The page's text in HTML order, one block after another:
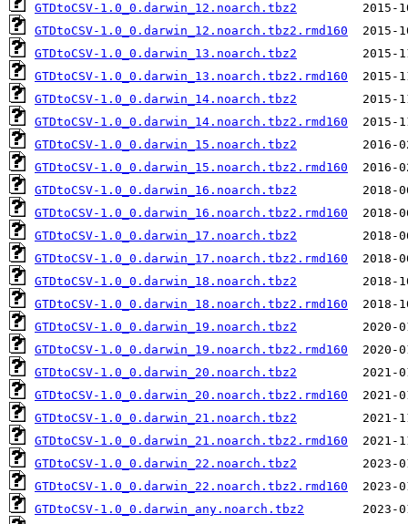
GTDtoCSV-1.0_0.darwin_12.noarch.tbz2
GTDtoCSV-1.0_0.darwin_12.noarch.tbz2.rmd160
GTDtoCSV-1.0_0.darwin_13.noarch.tbz2
GTDtoCSV-1.0_0.darwin_13.noarch.tbz2.rmd160
GTDtoCSV-1.0_0.darwin_14.noarch.tbz2
GTDtoCSV-1.0_0.darwin_14.noarch.tbz2.rmd160
GTDtoCSV-1.0_0.darwin_15.noarch.tbz2
GTDtoCSV-1.0_0.darwin_15.noarch.tbz2.rmd160
GTDtoCSV-1.0_0.darwin_16.noarch.tbz2
GTDtoCSV-1.0_0.darwin_16.noarch.tbz2.rmd160
GTDtoCSV-1.0_0.darwin_17.noarch.tbz2
GTDtoCSV-1.0_0.darwin_17.noarch.tbz2.rmd160
GTDtoCSV-1.0_0.darwin_18.noarch.tbz2
GTDtoCSV-1.0_0.darwin_18.noarch.tbz2.rmd160
GTDtoCSV-1.0_0.darwin_19.noarch.tbz2
GTDtoCSV-1.0_0.darwin_19.noarch.tbz2.rmd160
GTDtoCSV-1.0_0.darwin_20.noarch.tbz2
GTDtoCSV-1.0_0.darwin_20.noarch.tbz2.rmd160
GTDtoCSV-1.0_0.darwin_21.noarch.tbz2
GTDtoCSV-1.0_0.darwin_21.noarch.tbz2.rmd160
GTDtoCSV-1.0_0.darwin_22.noarch.tbz2
GTDtoCSV-1.0_0.darwin_22.noarch.tbz2.rmd160
GTDtoCSV-1.0_0.darwin_any.noarch.tbz2